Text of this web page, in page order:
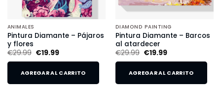
ANIMALES
Pintura Diamante – Pájaros
y flores
€29.99 €19.99
AGREGAR AL CARRITO
DIAMOND PAINTING
Pintura Diamante – Barcos
al atardecer
€29.99 €19.99
AGREGAR AL CARRITO